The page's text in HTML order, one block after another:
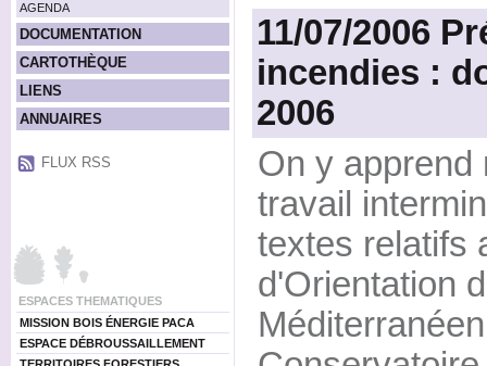
AGENDA
DOCUMENTATION
CARTOTHÈQUE
LIENS
ANNUAIRES
FLUX RSS
ESPACES THEMATIQUES
MISSION BOIS ÉNERGIE PACA
ESPACE DÉBROUSSAILLEMENT
11/07/2006
incendies :
2006
On y apprend
travail
textes relatifs
d'Orientation